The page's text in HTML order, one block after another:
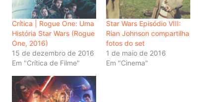
Crítica | Rogue One: Uma
História Star Wars (Rogue
One, 2016)
15 de dezembro de 2016
Em "Crítica de Filme"
Star Wars Episódio VIII:
Rian Johnson compartilha
fotos do set
1 de maio de 2016
Em "Cinema"